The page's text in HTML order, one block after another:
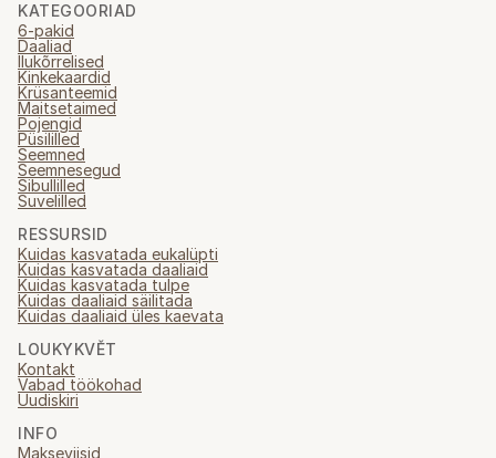
KATEGOORIAD
6-pakid
Daaliad
Ilukõrrelised
Kinkekaardid
Krüsanteemid
Maitsetaimed
Pojengid
Püsililled
Seemned
Seemnesegud
Sibullilled
Suvelilled
RESSURSID
Kuidas kasvatada eukalüpti
Kuidas kasvatada daaliaid
Kuidas kasvatada tulpe
Kuidas daaliaid säilitada
Kuidas daaliaid üles kaevata
LOUKYKVĚT
Kontakt
Vabad töökohad
Uudiskiri
INFO
Makseviisid